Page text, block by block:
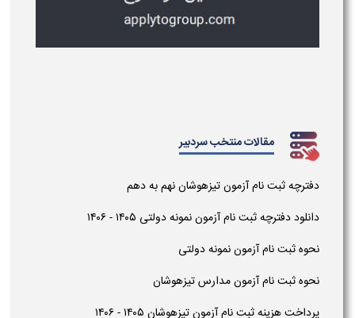
مقالات منتخب سردبیر
دفترچه ثبت نام آزمون تیزهوشان نهم به دهم
دانلود دفترچه ثبت نام آزمون نمونه دولتی ۱۴۰۵ - ۱۴۰۶
نحوه ثبت نام آزمون نمونه دولتی
نحوه ثبت نام آزمون مدارس تیزهوشان
پرداخت هزینه ثبت نام آزمون تیزهوشان ۱۴۰۵ - ۱۴۰۶